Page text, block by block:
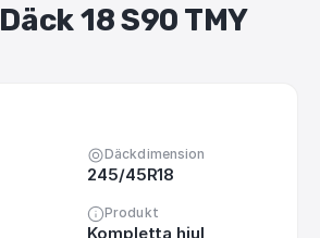
Däck18S90 TMY
Däckdimension
245/45R18
Produkt
Kompletta hjul